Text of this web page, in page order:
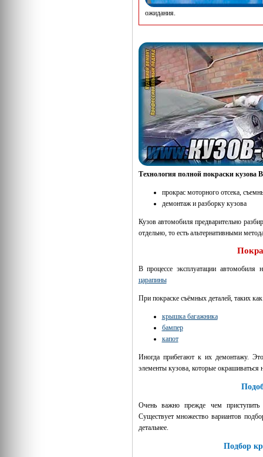
ожидания.
Технология полной покраски кузова
прокрас моторного отсека,
демонтаж и разборку кузова
Кузов автомобиля предварительно
отдельно, то есть альтернативными
В процессе эксплуатации автомобиля
царапины
При покраске съёмных деталей, таких как
крышка багажника
бампер
капот
Иногда прибегают к их демонтажу.
элементы кузова, которые окрашиваться
Очень важно прежде чем
Существует множество вариантов
детальнее.
Подбор